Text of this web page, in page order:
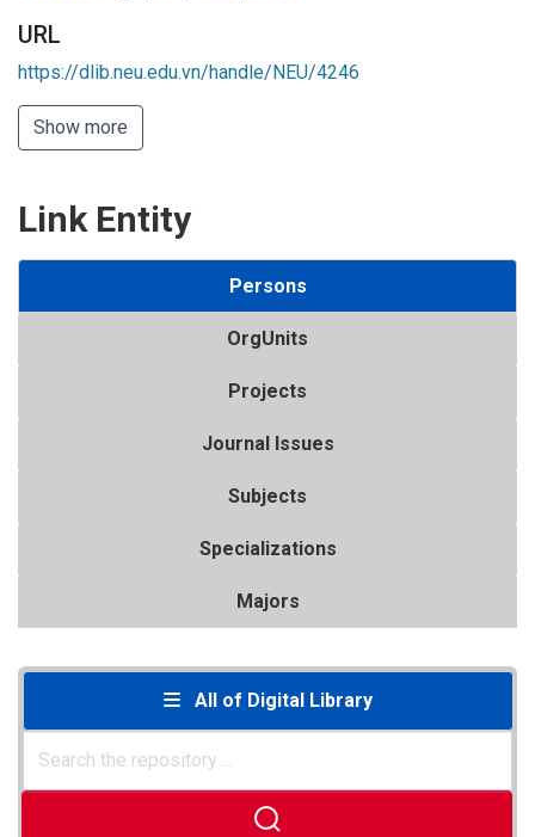
URL
https://dlib.neu.edu.vn/handle/NEU/4246
Show more
Link Entity
Persons
OrgUnits
Projects
Journal Issues
Subjects
Specializations
Majors
All of Digital Library